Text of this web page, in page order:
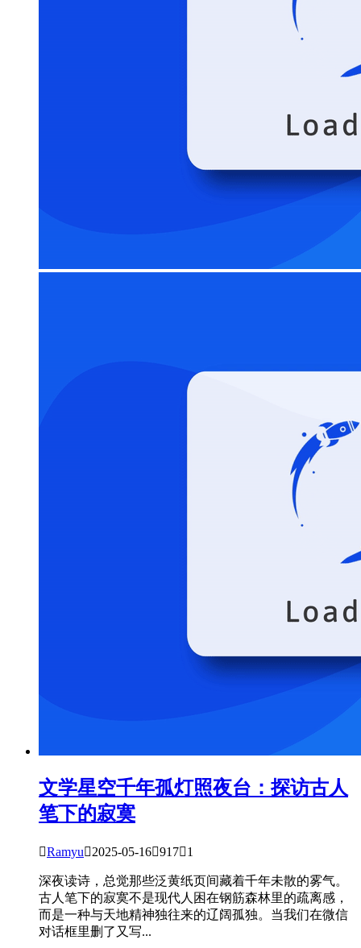
文学星空千年孤灯照夜台：探访古人
笔下的寂寞
Ramyu2025-05-169171
深夜读诗，总觉那些泛黄纸页间藏着千年未散的雾气。
古人笔下的寂寞不是现代人困在钢筋森林里的疏离感，
而是一种与天地精神独往来的辽阔孤独。当我们在微信
对话框里删了又写...